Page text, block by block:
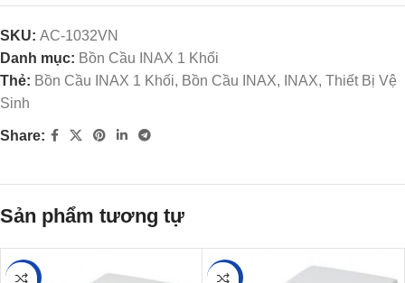
SKU: AC-1032VN
Danh mục: Bồn Cầu INAX 1 Khối
Thẻ: Bồn Cầu INAX 1 Khối, Bồn Cầu INAX, INAX, Thiết Bị Vệ
Sinh
Share:
Sản phẩm tương tự
-40% -41%